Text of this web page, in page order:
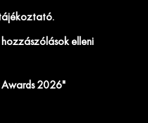
tájékoztató.
elleni
Awards 2026"